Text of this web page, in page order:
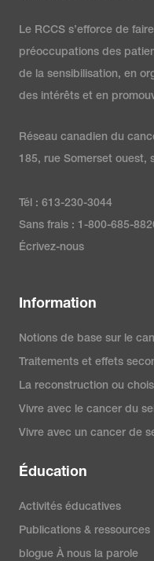
Le RCCS s’efforce de
préoccupations des
de la sensibilisation, en
des intérêts et en
Réseau canadien du
185, rue Somerset ouest,
Tél : 613-230-3044
Sans frais : 1-800-685-
Écrivez-nous
Information
Notions de base sur le
Traitements et effets
La reconstruction ou
Vivre avec le cancer du
Vivre avec un cancer de
Éducation
Activités éducatives
Publications & ressources
blogue À nous la parole